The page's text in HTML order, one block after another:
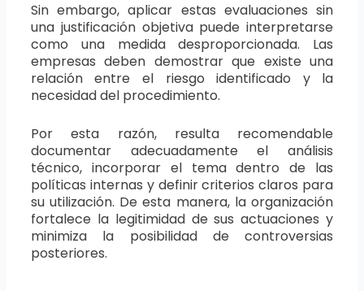
Sin embargo, aplicar estas evaluaciones sin
una justificación objetiva puede interpretarse
como una medida desproporcionada. Las
empresas deben demostrar que existe una
relación entre el riesgo identificado y la
necesidad del procedimiento.
Por esta razón, resulta recomendable
documentar adecuadamente el análisis
técnico, incorporar el tema dentro de las
políticas internas y definir criterios claros para
su utilización. De esta manera, la organización
fortalece la legitimidad de sus actuaciones y
minimiza la posibilidad de controversias
posteriores.